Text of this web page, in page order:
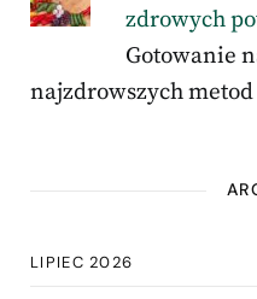
zdrowych
Gotowanie
najzdrowszych
LIPIEC 2026